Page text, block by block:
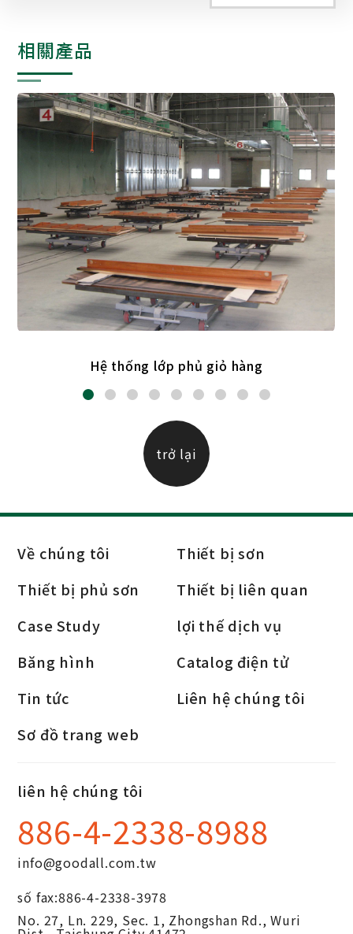
相關產品
Hệ thống lớp phủ giỏ hàng
trở lại
Về chúng tôi
Thiết bị sơn
Thiết bị phủ sơn
Thiết bị liên quan
Case Study
lợi thế dịch vụ
Băng hình
Catalog điện tử
Tin tức
Liên hệ chúng tôi
Sơ đồ trang web
liên hệ chúng tôi
886-4-2338-8988
info@goodall.com.tw
số fax:886-4-2338-3978
No. 27, Ln. 229, Sec. 1, Zhongshan Rd., Wuri